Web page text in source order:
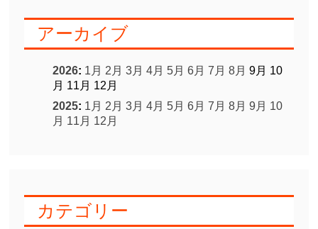
アーカイブ
2026: 1月 2月 3月 4月 5月 6月 7月 8月 9月 10
月 11月 12月
2025: 1月 2月 3月 4月 5月 6月 7月 8月 9月 10
月 11月 12月
カテゴリー